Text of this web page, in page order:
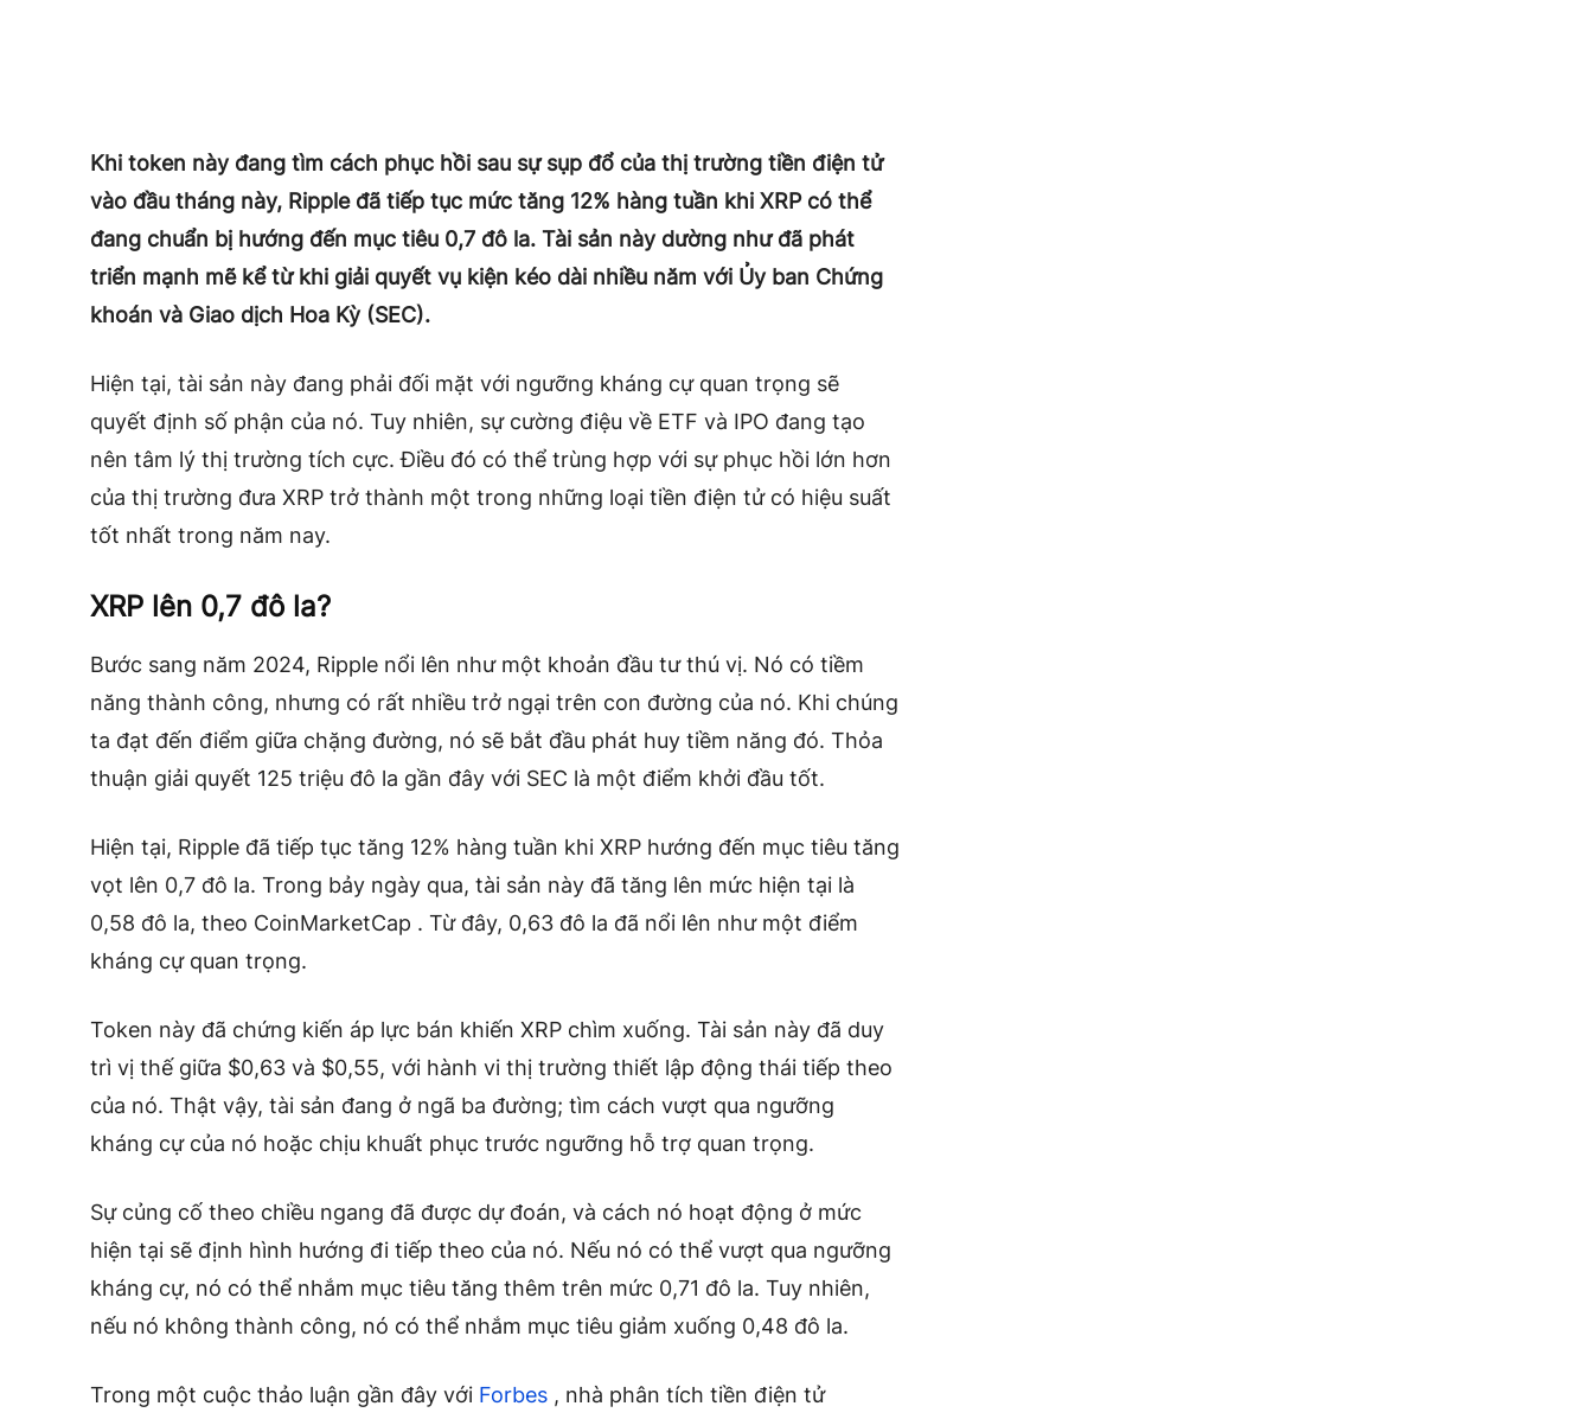
Khi token này đang tìm cách phục hồi sau sự sụp đổ của thị trường tiền điện tử
vào đầu tháng này, Ripple đã tiếp tục mức tăng 12% hàng tuần khi XRP có thể
đang chuẩn bị hướng đến mục tiêu 0,7 đô la. Tài sản này dường như đã phát
triển mạnh mẽ kể từ khi giải quyết vụ kiện kéo dài nhiều năm với Ủy ban Chứng
khoán và Giao dịch Hoa Kỳ (SEC).
Hiện tại, tài sản này đang phải đối mặt với ngưỡng kháng cự quan trọng sẽ
quyết định số phận của nó. Tuy nhiên, sự cường điệu về ETF và IPO đang tạo
nên tâm lý thị trường tích cực. Điều đó có thể trùng hợp với sự phục hồi lớn hơn
của thị trường đưa XRP trở thành một trong những loại tiền điện tử có hiệu suất
tốt nhất trong năm nay.
XRP lên 0,7 đô la?
Bước sang năm 2024, Ripple nổi lên như một khoản đầu tư thú vị. Nó có tiềm
năng thành công, nhưng có rất nhiều trở ngại trên con đường của nó. Khi chúng
ta đạt đến điểm giữa chặng đường, nó sẽ bắt đầu phát huy tiềm năng đó. Thỏa
thuận giải quyết 125 triệu đô la gần đây với SEC là một điểm khởi đầu tốt.
Hiện tại, Ripple đã tiếp tục tăng 12% hàng tuần khi XRP hướng đến mục tiêu tăng
vọt lên 0,7 đô la. Trong bảy ngày qua, tài sản này đã tăng lên mức hiện tại là
0,58 đô la, theo CoinMarketCap . Từ đây, 0,63 đô la đã nổi lên như một điểm
kháng cự quan trọng.
Token này đã chứng kiến ​​áp lực bán khiến XRP chìm xuống. Tài sản này đã duy
trì vị thế giữa $0,63 và $0,55, với hành vi thị trường thiết lập động thái tiếp theo
của nó. Thật vậy, tài sản đang ở ngã ba đường; tìm cách vượt qua ngưỡng
kháng cự của nó hoặc chịu khuất phục trước ngưỡng hỗ trợ quan trọng.
Sự củng cố theo chiều ngang đã được dự đoán, và cách nó hoạt động ở mức
hiện tại sẽ định hình hướng đi tiếp theo của nó. Nếu nó có thể vượt qua ngưỡng
kháng cự, nó có thể nhắm mục tiêu tăng thêm trên mức 0,71 đô la. Tuy nhiên,
nếu nó không thành công, nó có thể nhắm mục tiêu giảm xuống 0,48 đô la.
Trong một cuộc thảo luận gần đây với Forbes , nhà phân tích tiền điện tử